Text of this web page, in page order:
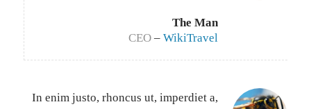
The Man
CEO –WikiTravel
In enim justo, rhoncus ut, imperdiet a,